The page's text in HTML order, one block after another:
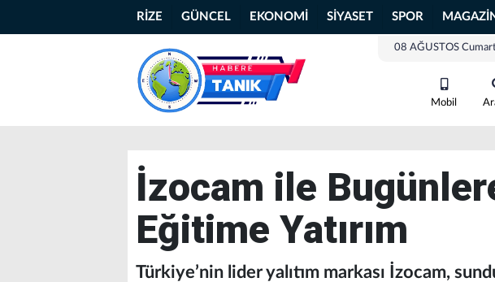
RİZE GÜNCEL EKONOMİ SİYASET SPOR
08 AĞUSTOS
Mobil
İzocam ile
Eğitime Yatırım
Türkiye’nin lider yalıtım markası İzocam,